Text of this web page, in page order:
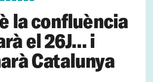
la confluència
el 26J… i
Catalunya